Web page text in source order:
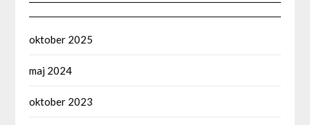
oktober 2025
maj 2024
oktober 2023